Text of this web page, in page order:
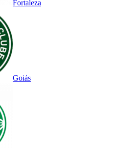
Fortaleza
Goiás